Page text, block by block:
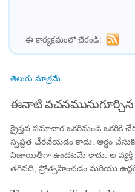
ఈ కార్యక్రమంలో చేరండి:
తెలుగు మాత్రమే
ఈనాటి వచనమునుగూర్చిన
క్రైస్తవ సమాచార ఒకరినుండి ఒకరికి
స్పష్టత చేరవేయడం కాదు. అర్థం
నిజాయితీగా ఉండటమే కాదు. ఆ వ్యక్తి
తగినది, ప్రోత్సహించడం మరియు